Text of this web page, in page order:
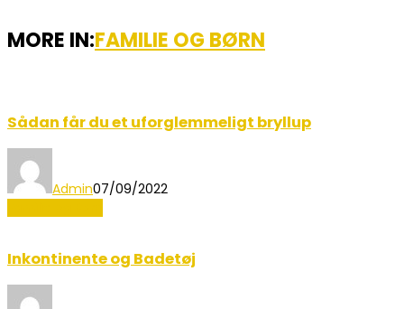
MORE IN:FAMILIE OG BØRN
Sådan får du et uforglemmeligt bryllup
Admin07/09/2022
Inkontinente og Badetøj